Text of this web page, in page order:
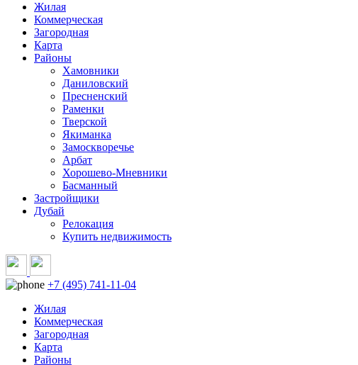
Жилая
Коммерческая
Загородная
Карта
Районы
Хамовники
Даниловский
Пресненский
Раменки
Тверской
Якиманка
Замоскворечье
Арбат
Хорошево-Мневники
Басманный
Застройщики
Дубай
Релокация
Купить недвижимость
+7 (495) 741-11-04
Жилая
Коммерческая
Загородная
Карта
Районы